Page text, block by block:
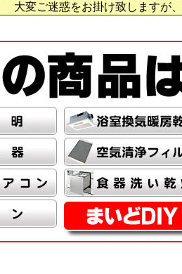
大変ご迷惑をお掛け致しますが